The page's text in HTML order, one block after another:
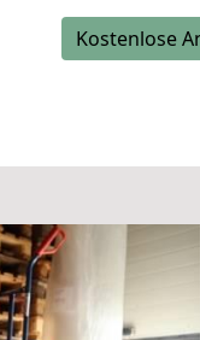
Kostenlose